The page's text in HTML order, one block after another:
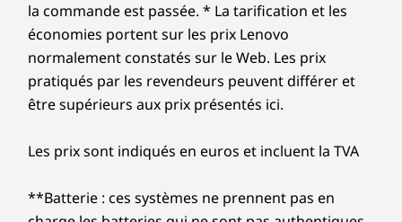
la commande est passée. * La tarification et les
économies portent sur les prix Lenovo
normalement constatés sur le Web. Les prix
pratiqués par les revendeurs peuvent différer et
être supérieurs aux prix présentés ici.
Les prix sont indiqués en euros et incluent la TVA
**Batterie : ces systèmes ne prennent pas en